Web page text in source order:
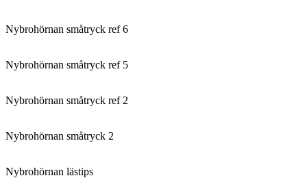
Nybrohörnan småtryck ref 6
Nybrohörnan småtryck ref 5
Nybrohörnan småtryck ref 2
Nybrohörnan småtryck 2
Nybrohörnan lästips